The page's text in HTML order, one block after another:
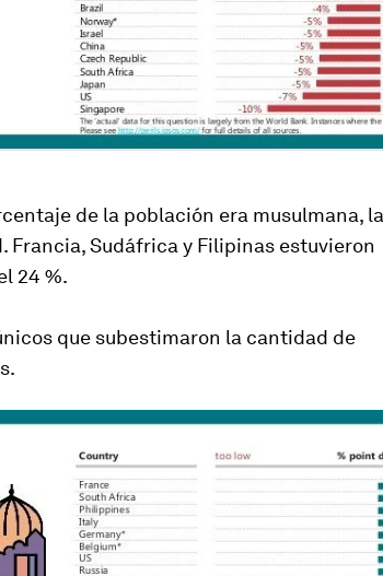
de la población era musulmana, la
Sudáfrica y Filipinas estuvieron
24 %.
que subestimaron la cantidad de